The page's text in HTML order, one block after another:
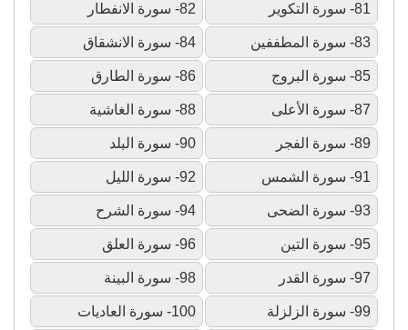
81- سورة التكوير 82- سورة الانفطار
83- سورة المطففين 84- سورة الانشقاق
85- سورة البروج 86- سورة الطارق
87- سورة الأعلى 88- سورة الغاشية
89- سورة الفجر 90- سورة البلد
91- سورة الشمس 92- سورة الليل
93- سورة الضحى 94- سورة الشرح
95- سورة التين 96- سورة العلق
97- سورة القدر 98- سورة البينة
99- سورة الزلزلة 100- سورة العاديات